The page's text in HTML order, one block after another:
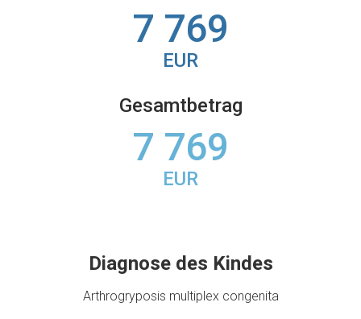
7 769
EUR
Gesamtbetrag
7 769
EUR
Diagnose des Kindes
Arthrogryposis multiplex congenita